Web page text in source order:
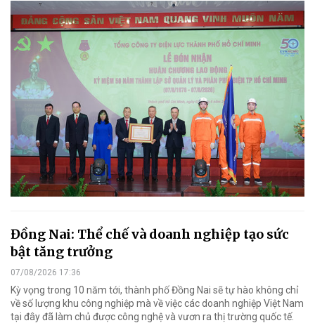
Đồng Nai: Thể chế và doanh nghiệp tạo sức
bật tăng trưởng
07/08/2026 17:36
Kỳ vọng trong 10 năm tới, thành phố Đồng Nai sẽ tự hào không chỉ
về số lượng khu công nghiệp mà về việc các doanh nghiệp Việt Nam
tại đây đã làm chủ được công nghệ và vươn ra thị trường quốc tế.